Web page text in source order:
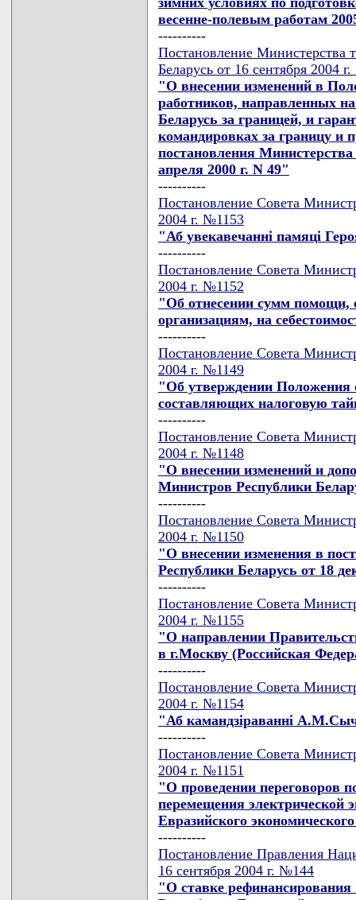
весенне-полевым работам
----------
Постановление Министерства
Беларусь от 16 сентября 2004
"О внесении изменений в
работников, направленных
Беларусь за границей, и
командировках за границу и
постановления
апреля 2000 г. N 49"
----------
Постановление Совета
2004 г. №1153
"Аб увекавечаннi памяцi
----------
Постановление Совета
2004 г. №1152
"Об отнесении сумм помощи,
организациям, на
----------
Постановление Совета
2004 г. №1149
"Об утверждении Положения
составляющих налоговую
----------
Постановление Совета
2004 г. №1148
"О внесении изменений и
Министров Республики
----------
Постановление Совета
2004 г. №1150
"О внесении изменения в
Республики Беларусь от 18
----------
Постановление Совета
2004 г. №1155
"О направлении
в г.Москву (Российская
----------
Постановление Совета
2004 г. №1154
"Аб камандзiраваннi
----------
Постановление Совета
2004 г. №1151
"О проведении переговоров
перемещения электрической
Евразийского
----------
Постановление Правления
16 сентября 2004 г. №144
"О ставке рефинансирования